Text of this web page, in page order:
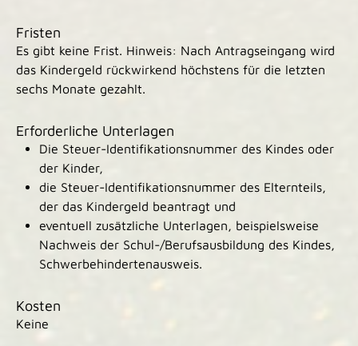
Fristen
Es gibt keine Frist. Hinweis: Nach Antragseingang wird
das Kindergeld rückwirkend höchstens für die letzten
sechs Monate gezahlt.
Erforderliche Unterlagen
Die Steuer-Identifikationsnummer des Kindes oder
der Kinder,
die Steuer-Identifikationsnummer des Elternteils,
der das Kindergeld beantragt und
eventuell zusätzliche Unterlagen, beispielsweise
Nachweis der Schul-/Berufsausbildung des Kindes,
Schwerbehindertenausweis.
Kosten
Keine